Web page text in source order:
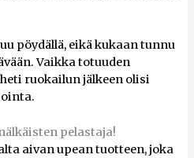
pöydällä, eikä kukaan tunnu
Vaikka totuuden
ruokailun jälkeen olisi
pelastaja!
aivan upean tuotteen, joka